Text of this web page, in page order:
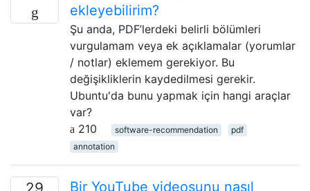
ekleyebilirim?
Şu anda, PDF’lerdeki belirli bölümleri
vurgulamam veya ek açıklamalar (yorumlar
/ notlar) eklemem gerekiyor. Bu
değişikliklerin kaydedilmesi gerekir.
Ubuntu'da bunu yapmak için hangi araçlar
var?
210
software-recommendation
pdf
annotation
Bir YouTube videosunu nasıl